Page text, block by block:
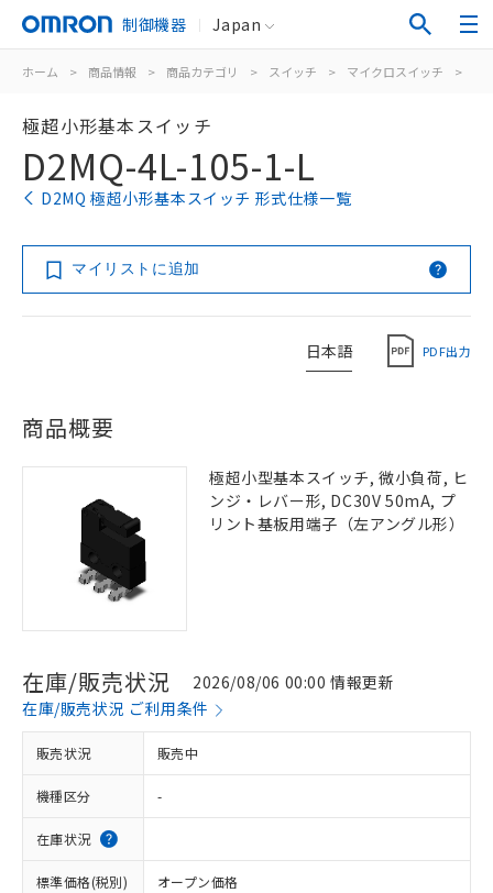
制御機器 Japan
ホーム > 商品情報 > 商品カテゴリ > スイッチ > マイクロスイッチ >
極超小形基本スイッチ
D2MQ-4L-105-1-L
D2MQ 極超小形基本スイッチ 形式仕様一覧
マイリストに追加
日本語 PDF出力
商品概要
極超小型基本スイッチ, 微小負荷, ヒ
ンジ・レバー形, DC30V 50mA, プ
リント基板用端子（左アングル形）
在庫/販売状況
2026/08/06 00:00 情報更新
在庫/販売状況 ご利用条件
販売状況 販売中
機種区分 -
在庫状況
標準価格(税別) オープン価格